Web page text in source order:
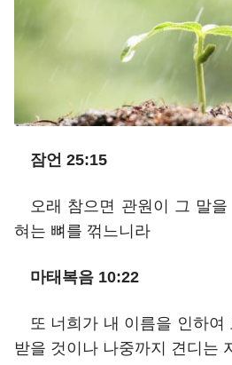
잠언 25:15
오래 참으면 관원이 그 말
혀는 뼈를 꺾느니라
마태복음 10:22
또 너희가 내 이름을 인하여
받을 것이나 나중까지 견디는